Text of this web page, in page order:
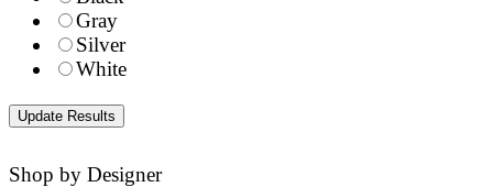
Gray
Silver
White
Shop by Designer